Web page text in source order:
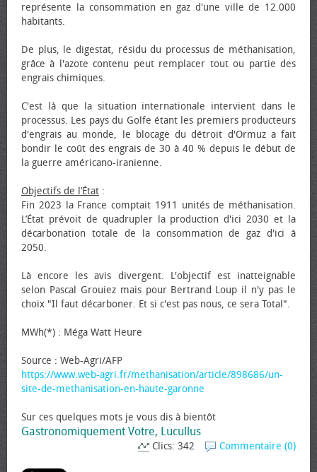
représente la consommation en gaz d'une ville de 12.000
habitants.
De plus, le digestat, résidu du processus de méthanisation,
grâce à l'azote contenu peut remplacer tout ou partie des
engrais chimiques.
C'est là que la situation internationale intervient dans le
processus. Les pays du Golfe étant les premiers producteurs
d'engrais au monde, le blocage du détroit d'Ormuz a fait
bondir le coût des engrais de 30 à 40 % depuis le début de
la guerre américano-iranienne.
Objectifs de l’État :
Fin 2023 la France comptait 1911 unités de méthanisation.
L’État prévoit de quadrupler la production d'ici 2030 et la
décarbonation totale de la consommation de gaz d'ici à
2050.
Là encore les avis divergent. L'objectif est inatteignable
selon Pascal Grouiez mais pour Bertrand Loup il n'y pas le
choix "Il faut décarboner. Et si c'est pas nous, ce sera Total".
MWh(*) : Méga Watt Heure
Source : Web-Agri/AFP
https://www.web-agri.fr/methanisation/article/898686/un-
site-de-methanisation-en-haute-garonne
Sur ces quelques mots je vous dis à bientôt
Gastronomiquement Votre, Lucullus
Commentaire (0)
Clics: 342